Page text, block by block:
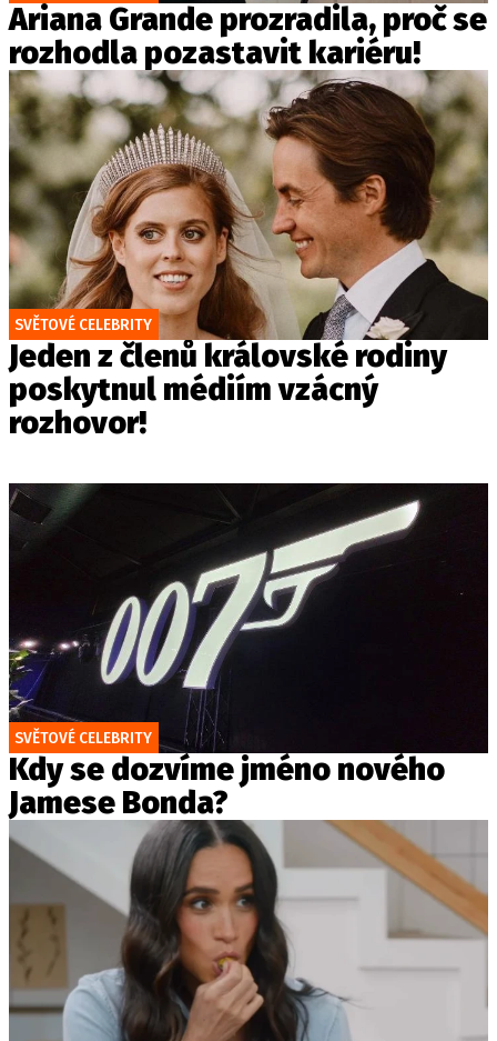
Ariana Grande prozradila, proč se
rozhodla pozastavit kariéru!
SVĚTOVÉ CELEBRITY
Jeden z členů královské rodiny
poskytnul médiím vzácný
rozhovor!
SVĚTOVÉ CELEBRITY
Kdy se dozvíme jméno nového
Jamese Bonda?